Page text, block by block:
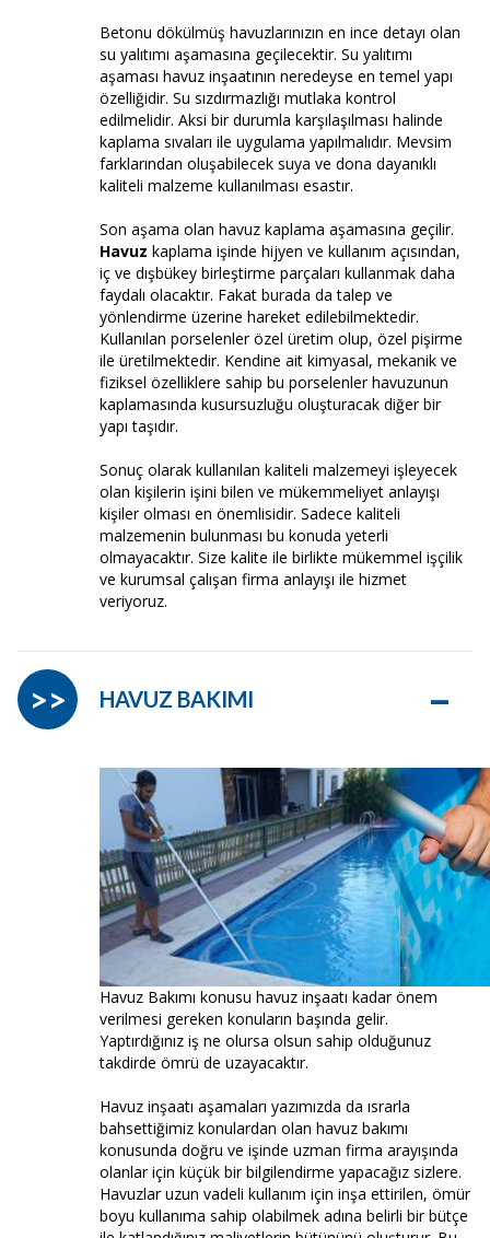
Betonu dökülmüş havuzlarınızın en ince detayı olan
su yalıtımı aşamasına geçilecektir. Su yalıtımı
aşaması havuz inşaatının neredeyse en temel yapı
özelliğidir. Su sızdırmazlığı mutlaka kontrol
edilmelidir. Aksi bir durumla karşılaşılması halinde
kaplama sıvaları ile uygulama yapılmalıdır. Mevsim
farklarından oluşabilecek suya ve dona dayanıklı
kaliteli malzeme kullanılması esastır.
Son aşama olan havuz kaplama aşamasına geçilir.
Havuz kaplama işinde hijyen ve kullanım açısından,
iç ve dışbükey birleştirme parçaları kullanmak daha
faydalı olacaktır. Fakat burada da talep ve
yönlendirme üzerine hareket edilebilmektedir.
Kullanılan porselenler özel üretim olup, özel pişirme
ile üretilmektedir. Kendine ait kimyasal, mekanik ve
fiziksel özelliklere sahip bu porselenler havuzunun
kaplamasında kusursuzluğu oluşturacak diğer bir
yapı taşıdır.
Sonuç olarak kullanılan kaliteli malzemeyi işleyecek
olan kişilerin işini bilen ve mükemmeliyet anlayışı
kişiler olması en önemlisidir. Sadece kaliteli
malzemenin bulunması bu konuda yeterli
olmayacaktır. Size kalite ile birlikte mükemmel işçilik
ve kurumsal çalışan firma anlayışı ile hizmet
veriyoruz.
HAVUZ BAKIMI –
>>
Havuz Bakımı konusu havuz inşaatı kadar önem
verilmesi gereken konuların başında gelir.
Yaptırdığınız iş ne olursa olsun sahip olduğunuz
takdirde ömrü de uzayacaktır.
Havuz inşaatı aşamaları yazımızda da ısrarla
bahsettiğimiz konulardan olan havuz bakımı
konusunda doğru ve işinde uzman firma arayışında
olanlar için küçük bir bilgilendirme yapacağız sizlere.
Havuzlar uzun vadeli kullanım için inşa ettirilen, ömür
boyu kullanıma sahip olabilmek adına belirli bir bütçe